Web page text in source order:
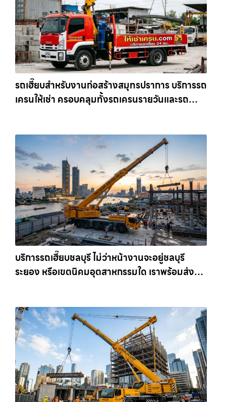
รถเฮี๊ยบสำหรับงานก่อสร้างสมุทรปราการ บริการรถ
เครนให้เช่า ครอบคลุมทั้งรถเครนรายวันและรถ
บริการรถเฮี๊ยบชลบุรี ไม่ว่าหน้างานจะอยู่ชลบุรี
ระยอง หรือเขตนิคมอุตสาหกรรมใด เราพร้อมส่งรถ